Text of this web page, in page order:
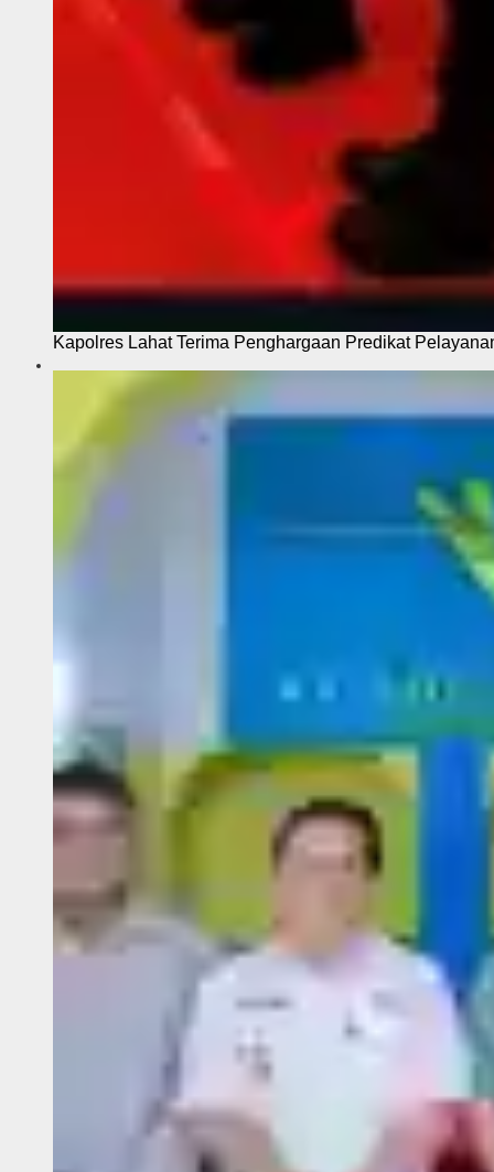
Kapolres Lahat Terima Penghargaan Predikat